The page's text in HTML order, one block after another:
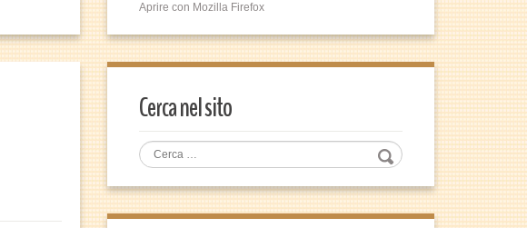
Aprire con Mozilla Firefox
Cerca nel sito